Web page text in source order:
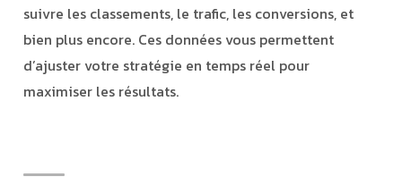
suivre les classements, le trafic, les conversions, et
bien plus encore. Ces données vous permettent
d’ajuster votre stratégie en temps réel pour
maximiser les résultats.